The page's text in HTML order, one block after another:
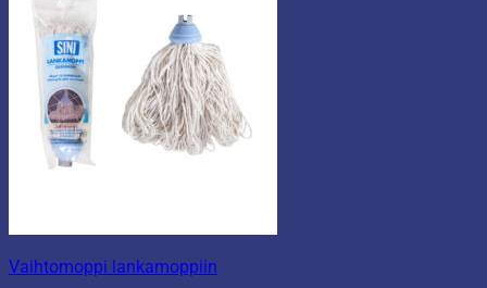
Vaihtomoppi lankamoppiin